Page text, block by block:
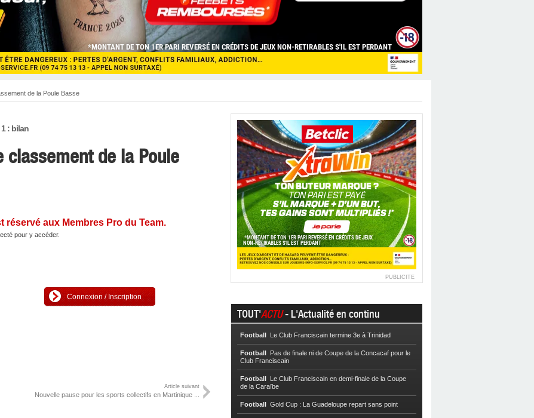
de la Poule Basse
: bilan
classement de la Poule
réservé aux Membres Pro du Team.
pour y accéder.
Connexion / Inscription
Article suivant
Nouvelle pause pour les sports collectifs en Martinique ...
PUBLICITE
TOUT'ACTU- L'Actualité en continu
Football Le Club Franciscain termine 3e à Trinidad
Football Pas de finale ni de Coupe de la Concacaf pour le
Club Franciscain
Football Le Club Franciscain en demi-finale de la Coupe
de la Caraïbe
Football Gold Cup : La Guadeloupe repart sans point